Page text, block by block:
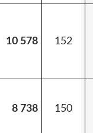
10 578 152
8 738 150